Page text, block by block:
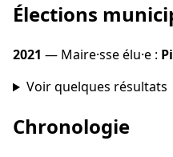
Élections
2021 — Maire·sse élu·e :
Voir quelques résultats
Chronologie